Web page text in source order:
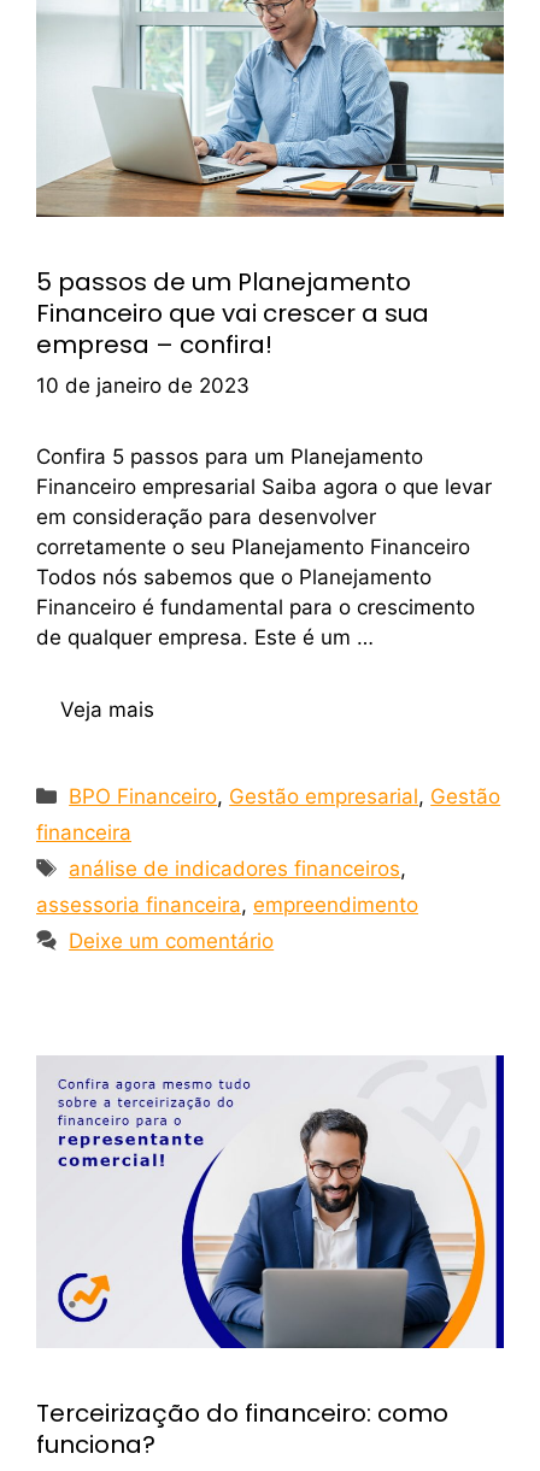
5 passos de um Planejamento
Financeiro que vai crescer a sua
empresa – confira!
10 de janeiro de 2023
Confira 5 passos para um Planejamento
Financeiro empresarial Saiba agora o que levar
em consideração para desenvolver
corretamente o seu Planejamento Financeiro
Todos nós sabemos que o Planejamento
Financeiro é fundamental para o crescimento
de qualquer empresa. Este é um …
Veja mais
BPO Financeiro, Gestão empresarial, Gestão
financeira
análise de indicadores financeiros,
assessoria financeira, empreendimento
Deixe um comentário
Terceirização do financeiro: como
funciona?